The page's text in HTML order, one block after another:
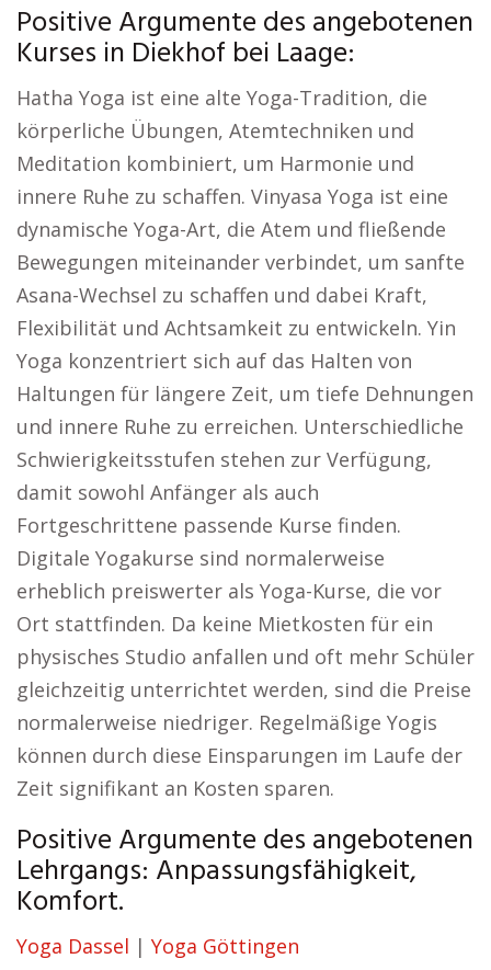
Positive Argumente des angebotenen
Kurses in Diekhof bei Laage:
Hatha Yoga ist eine alte Yoga-Tradition, die
körperliche Übungen, Atemtechniken und
Meditation kombiniert, um Harmonie und
innere Ruhe zu schaffen. Vinyasa Yoga ist eine
dynamische Yoga-Art, die Atem und fließende
Bewegungen miteinander verbindet, um sanfte
Asana-Wechsel zu schaffen und dabei Kraft,
Flexibilität und Achtsamkeit zu entwickeln. Yin
Yoga konzentriert sich auf das Halten von
Haltungen für längere Zeit, um tiefe Dehnungen
und innere Ruhe zu erreichen. Unterschiedliche
Schwierigkeitsstufen stehen zur Verfügung,
damit sowohl Anfänger als auch
Fortgeschrittene passende Kurse finden.
Digitale Yogakurse sind normalerweise
erheblich preiswerter als Yoga-Kurse, die vor
Ort stattfinden. Da keine Mietkosten für ein
physisches Studio anfallen und oft mehr Schüler
gleichzeitig unterrichtet werden, sind die Preise
normalerweise niedriger. Regelmäßige Yogis
können durch diese Einsparungen im Laufe der
Zeit signifikant an Kosten sparen.
Positive Argumente des angebotenen
Lehrgangs: Anpassungsfähigkeit,
Komfort.
Yoga Dassel | Yoga Göttingen